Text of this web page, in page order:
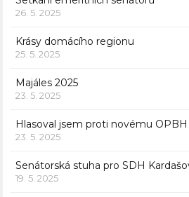
26. 5. 2025
Krásy domácího regionu
25. 5. 2025
Majáles 2025
23. 5. 2025
Hlasoval jsem proti novému OPBH
23. 5. 2025
Senátorská stuha pro SDH
19. 5. 2025